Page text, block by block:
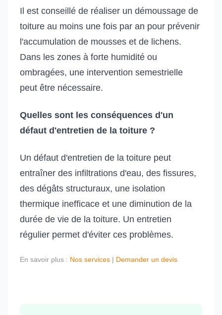
Il est conseillé de réaliser un démoussage de
toiture au moins une fois par an pour prévenir
l'accumulation de mousses et de lichens.
Dans les zones à forte humidité ou
ombragées, une intervention semestrielle
peut être nécessaire.
Quelles sont les conséquences d'un
défaut d'entretien de la toiture ?
Un défaut d'entretien de la toiture peut
entraîner des infiltrations d'eau, des fissures,
des dégâts structuraux, une isolation
thermique inefficace et une diminution de la
durée de vie de la toiture. Un entretien
régulier permet d'éviter ces problèmes.
En savoir plus : Nos services | Demander un devis